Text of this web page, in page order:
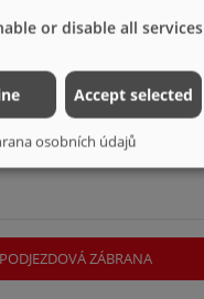
ZÁBRANA
or disable all services
Accept selected
osobních údajů